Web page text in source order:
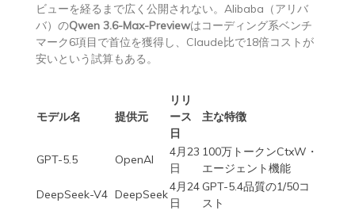
ビューを経るまで広く公開されない。Alibaba（アリバ
バ）のQwen 3.6-Max-Previewはコーディング系ベンチ
マーク6項目で首位を獲得し、Claude比で18倍コストが
安いという試算もある。
モデル名 提供元
リリ
ース
日
主な特徴
GPT-5.5 OpenAI
4月23
日
100万トークンCtxW・
エージェント機能
DeepSeek-V4 DeepSeek
4月24
日
GPT-5.4品質の1/50コ
スト